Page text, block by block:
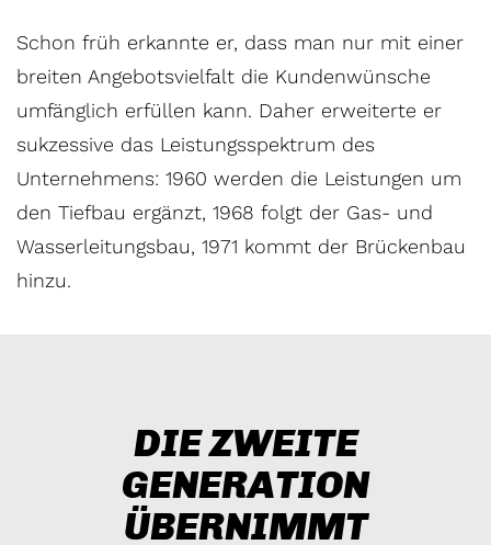
Schon früh erkannte er, dass man nur mit einer
breiten Angebotsvielfalt die Kundenwünsche
umfänglich erfüllen kann. Daher erweiterte er
sukzessive das Leistungsspektrum des
Unternehmens: 1960 werden die Leistungen um
den Tiefbau ergänzt, 1968 folgt der Gas- und
Wasserleitungsbau, 1971 kommt der Brückenbau
hinzu.
DIE ZWEITE
GENERATION
ÜBERNIMMT